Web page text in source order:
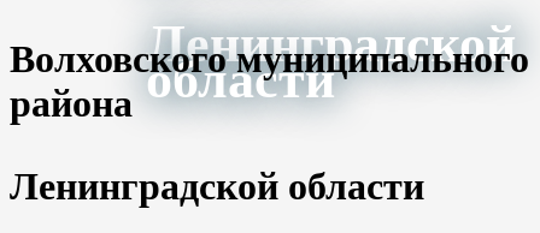
Ленинградской
области
Волховского муниципального
района
Ленинградской области